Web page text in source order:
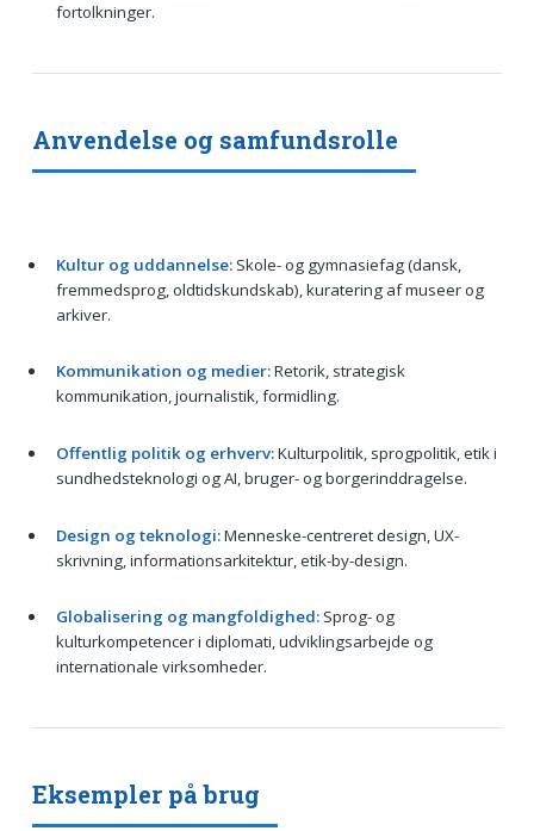
fortolkninger.
Anvendelse og samfundsrolle
Kultur og uddannelse:Skole- og gymnasiefag (dansk,
fremmedsprog, oldtidskundskab), kuratering af museer og
arkiver.
Kommunikation og medier:Retorik, strategisk
kommunikation, journalistik, formidling.
Offentlig politik og erhverv:Kulturpolitik, sprogpolitik, etik i
sundhedsteknologi og AI, bruger- og borgerinddragelse.
Design og teknologi:Menneske-centreret design, UX-
skrivning, informationsarkitektur, etik-by-design.
Globalisering og mangfoldighed:Sprog- og
kulturkompetencer i diplomati, udviklingsarbejde og
internationale virksomheder.
Eksempler på brug